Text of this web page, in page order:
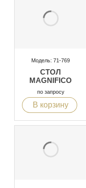
Модель: 71-769
СТОЛ
MAGNIFICO
по запросу
В корзину